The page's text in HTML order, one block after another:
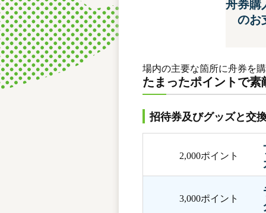
舟券購
のお
場内の主要な箇所に舟券を
たまったポイントで素
招待券及びグッズと交
2,000ポイント
3,000ポイント